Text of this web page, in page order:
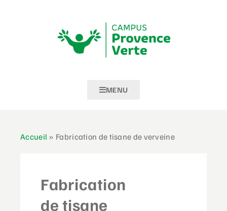
MENU
Accueil » Fabrication de tisane de verveine
Fabrication
de tisane